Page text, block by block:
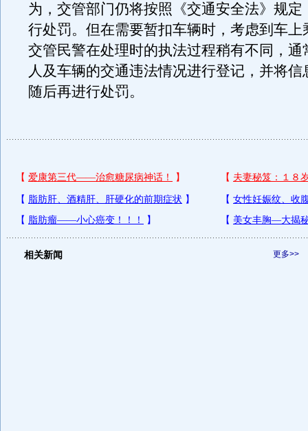
为，交管部门仍将按照《交通安全法》规定
行处罚。但在需要暂扣车辆时，考虑到车上
交管民警在处理时的执法过程稍有不同，通
人及车辆的交通违法情况进行登记，并将信
随后再进行处罚。
更多>>
相关新闻